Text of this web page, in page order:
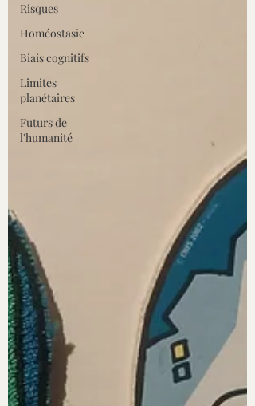
Risques
Homéostasie
Biais cognitifs
Limites
planétaires
Futurs de
l'humanité